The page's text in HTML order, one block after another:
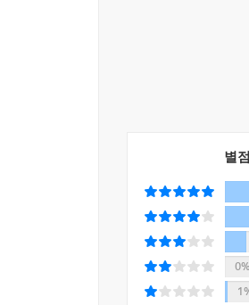
서술되어 있다. 좋아하
치열했던 순간들. 그리
고단하고 혹독한 생존의
“흔들리는 순간에도 지
매 순간 결핍과 고독감
보통의 언어들이 지닌
위한 통찰이 빛난다. 그
기준과 프레임에 갇혀
별
0%